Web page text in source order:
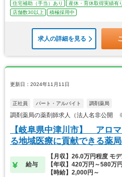
住宅補助（手当）あり
産休・育休取得実績有
店舗数30以上
積極採用中
求人の詳細を見る
更新日：2024年11月11日
正社員 パート・アルバイト 調剤薬局
調剤薬局の薬剤師求人（法人名非公開
【岐阜県中津川市】 アロ
る地域医療に貢献できる薬
給与
【月収】26.0万円程度 モ
【年収】420万円～580万
【時給】2,000円～